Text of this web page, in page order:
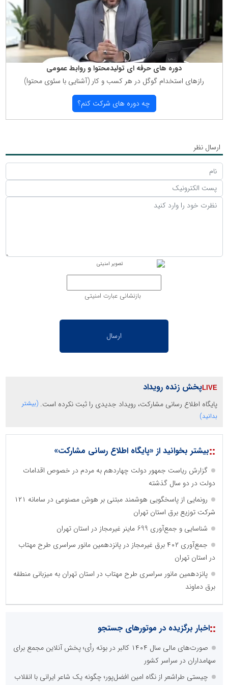
دوره های حرفه ای تولیدمحتوا و روابط عمومی
رازهای استخدام گوگل در هر كسب و كار (آشنایی با سئوی محتوا)
چه دوره های شركت كنم؟
ارسال نظر
بازنشانی عبارت امنیتی
پخش زنده رویداد
پایگاه اطلاع رسانی مشارکت، رویداد جدیدی را ثبت نکرده است. (بیشتر
بدانید)
::بیشتر بخوانید از «پایگاه اطلاع رسانی مشارکت»
گزارش ریاست جمهور دولت چهاردهم به مردم در خصوص اقدامات
دولت در دو سال گذشته
رونمایی از پاسخگویی هوشمند مبتنی بر هوش مصنوعی در سامانه ۱۲۱
شرکت توزیع برق استان تهران
شناسایی و جمع‌آوری 699 ماینر غیرمجاز در استان تهران
جمع‌آوری ۴۰۲ برق غیرمجاز در پانزدهمین مانور سراسری طرح مهتاب
در استان تهران
پانزدهمین مانور سراسری طرح مهتاب در استان تهران به میزبانی منطقه
برق دماوند
::اخبار برگزیده در موتورهای جستجو
صورت‌های مالی سال ۱۴۰۴ کالبر در بوته رأی؛ پخش آنلاین مجمع برای
سهامداران در سراسر کشور
چیستی طراشعر از نگاه امین افضل‌پور؛ چگونه یک شاعر ایرانی با انقلاب